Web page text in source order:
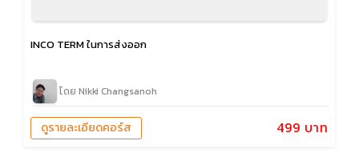
INCO TERM ในการส่งออก
โดย Nikki Changsanoh
499 บาท
ดูรายละเอียดคอร์ส